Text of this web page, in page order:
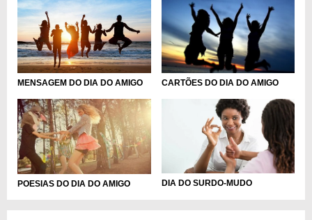
MENSAGEM DO DIA DO AMIGO CARTÕES DO DIA DO AMIGO
POESIAS DO DIA DO AMIGO DIA DO SURDO-MUDO